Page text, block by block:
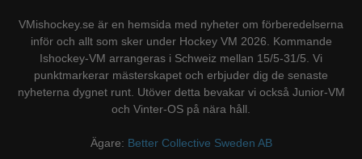
VMishockey.se är en hemsida med nyheter om förberedelserna
inför och allt som sker under Hockey VM 2026. Kommande
Ishockey-VM arrangeras i Schweiz mellan 15/5-31/5. Vi
punktmarkerar mästerskapet och erbjuder dig de senaste
nyheterna dygnet runt. Utöver detta bevakar vi också Junior-VM
och Vinter-OS på nära håll.
Ägare: Better Collective Sweden AB